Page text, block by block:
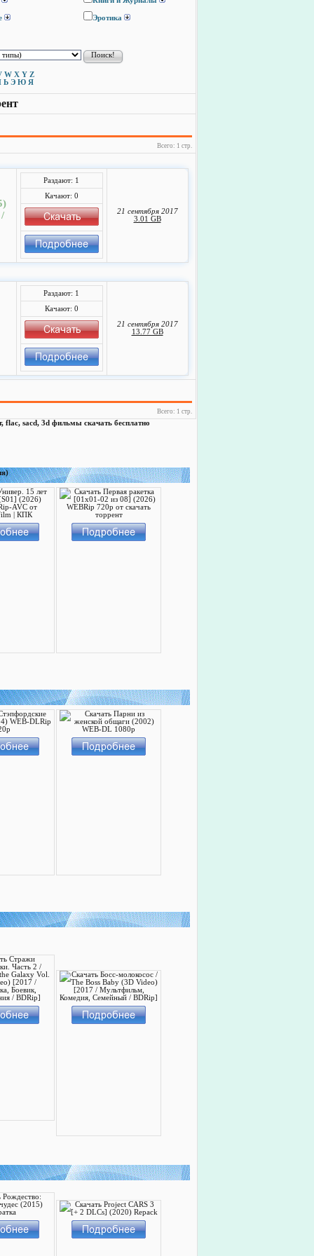
Эротика
W X Y Z
Ь Э Ю Я
Всего: 1 стр.
Раздают: 1
Качают: 0
21 сентября 2017
3.01 GB
Раздают: 1
Качают: 0
21 сентября 2017
13.77 GB
Всего: 1 стр.
flac, sacd, 3d фильмы скачать бесплатно